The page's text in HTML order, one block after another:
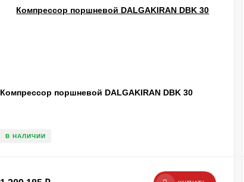
Компрессор поршневой DALGAKIRAN DBK 30
В НАЛИЧИИ